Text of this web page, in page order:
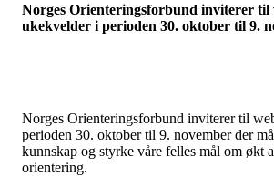
Norges Orienteringsforbund inviterer til
ukekvelder i perioden 30. oktober til 9.
Norges Orienteringsforbund inviterer til
perioden 30. oktober til 9. november der
kunnskap og styrke våre felles mål om økt
orientering.